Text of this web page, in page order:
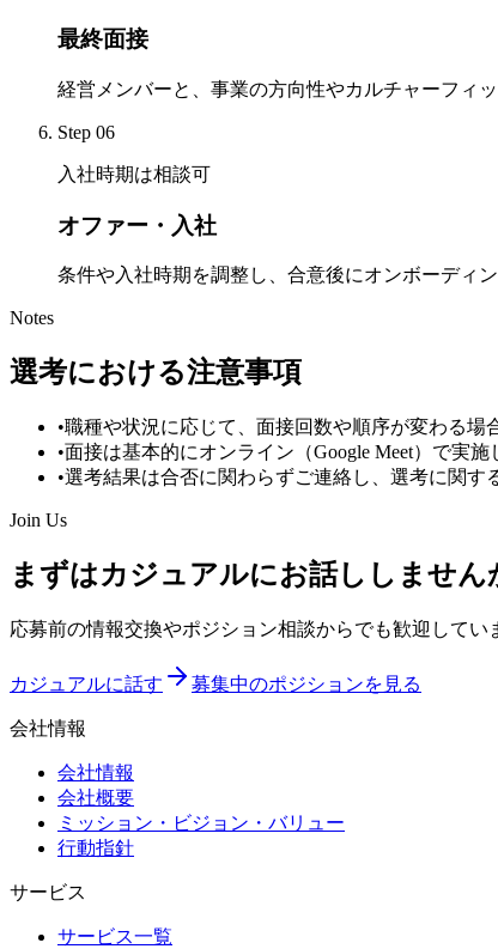
最終面接
経営メンバーと、事業の方向性やカルチャーフィ
Step 06
入社時期は相談可
オファー・入社
条件や入社時期を調整し、合意後にオンボーディ
Notes
選考における注意事項
•職種や状況に応じて、面接回数や順序が変わる場
•面接は基本的にオンライン（Google Meet）で実施
•選考結果は合否に関わらずご連絡し、選考に関す
Join Us
まずはカジュアルにお話ししません
応募前の情報交換やポジション相談からでも歓迎してい
カジュアルに話す 募集中のポジションを見る
会社情報
会社情報
会社概要
ミッション・ビジョン・バリュー
行動指針
サービス
サービス一覧